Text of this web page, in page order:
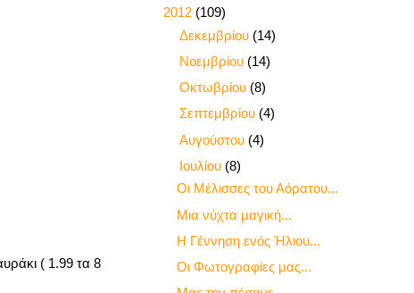
( 1.99 τα 8
2012 (109)
Δεκεμβρίου (14)
Νοεμβρίου (14)
Οκτωβρίου (8)
Σεπτεμβρίου (4)
Αυγούστου (4)
Ιουλίου (8)
Οι Μέλισσες του Αόρατου...
Μια νύχτα μαγική...
Η Γέννηση ενός Ήλιου...
Οι Φωτογραφίες μας...